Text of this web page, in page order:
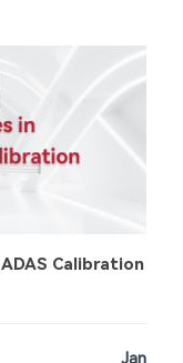
Calibration
Jan